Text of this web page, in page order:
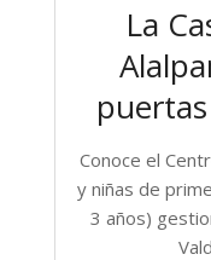
La
Conoce el
y niñas de
3 años)